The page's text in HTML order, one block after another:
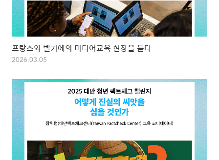
프랑스와 벨기에의 미디어교육 현장을 듣다
2026.03.05